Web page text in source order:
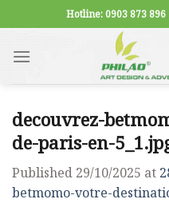
to
content
Hotline: 0903 873
decouvrez-
de-paris-en-
Published 29/10/2025 at
betmomo-votre-